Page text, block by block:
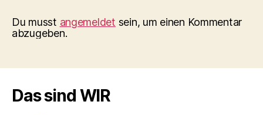
Du musst angemeldet sein, um einen Kommentar
abzugeben.
Das sind WIR